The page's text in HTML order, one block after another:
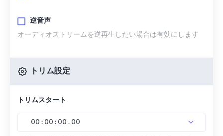
逆音声
オーディオストリームを逆再生したい場合は有効にします
トリム設定
トリムスタート
00 : 00 : 00 . 00